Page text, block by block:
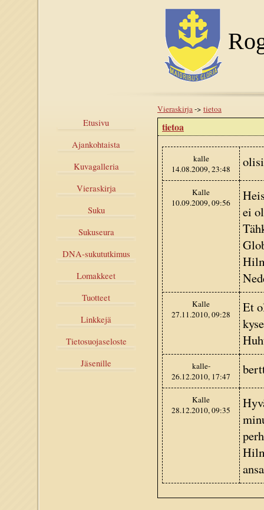
Etusivu
Ajankohtaista
Kuvagalleria
Vieraskirja
Suku
Sukuseura
DNA-sukututkimus
Lomakkeet
Tuotteet
Linkkejä
Tietosuojaseloste
Jäsenille
Vieraskirja-> tietoa
tietoa
kalle
14.08.2009, 23:48
Kalle
10.09.2009, 09:56
ei
Kalle
27.11.2010, 09:28
Et
kalle-
26.12.2010, 17:47
Kalle
28.12.2010, 09:35